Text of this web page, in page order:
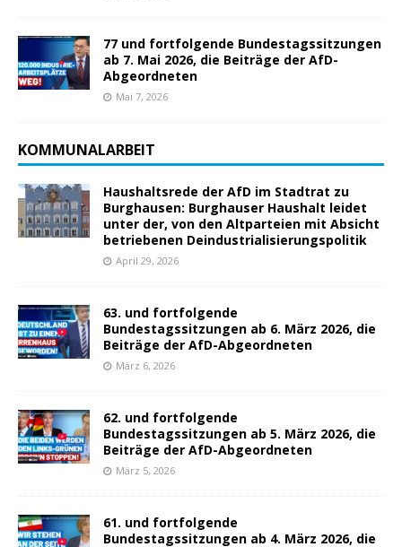
77 und fortfolgende Bundestagssitzungen
ab 7. Mai 2026, die Beiträge der AfD-
Abgeordneten
Mai 7, 2026
KOMMUNALARBEIT
Haushaltsrede der AfD im Stadtrat zu
Burghausen: Burghauser Haushalt leidet
unter der, von den Altparteien mit Absicht
betriebenen Deindustrialisierungspolitik
April 29, 2026
63. und fortfolgende
Bundestagssitzungen ab 6. März 2026, die
Beiträge der AfD-Abgeordneten
März 6, 2026
62. und fortfolgende
Bundestagssitzungen ab 5. März 2026, die
Beiträge der AfD-Abgeordneten
März 5, 2026
61. und fortfolgende
Bundestagssitzungen ab 4. März 2026, die